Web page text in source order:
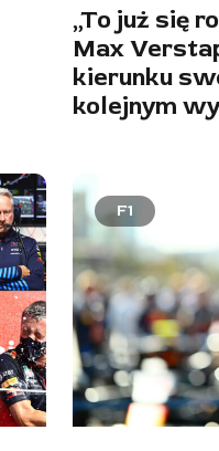
„To już się
Max
kierunku
kolejnym
F1